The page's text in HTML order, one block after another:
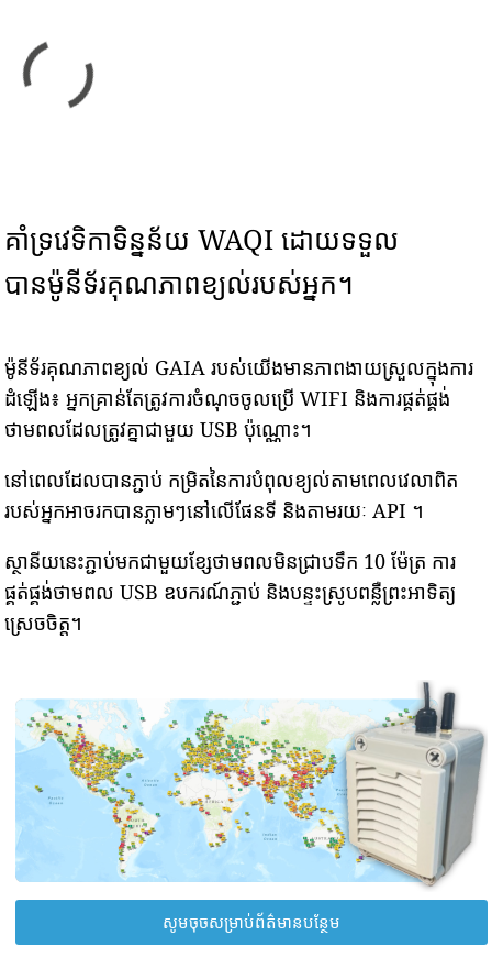
គាំទ្រវេទិកាទិន្នន័យ WAQI ដោយទទួល
បានម៉ូនីទ័រគុណភាពខ្យល់របស់អ្នក។
ម៉ូនីទ័រគុណភាពខ្យល់ GAIA របស់យើងមានភាពងាយស្រួលក្នុងការ
ដំឡើង៖ អ្នកគ្រាន់តែត្រូវការចំណុចចូលប្រើ WIFI និងការផ្គត់ផ្គង់
ថាមពលដែលត្រូវគ្នាជាមួយ USB ប៉ុណ្ណោះ។
នៅពេលដែលបានភ្ជាប់ កម្រិតនៃការបំពុលខ្យល់តាមពេលវេលាពិត
របស់អ្នកអាចរកបានភ្លាមៗនៅលើផែនទី និងតាមរយៈ API ។
ស្ថានីយនេះភ្ជាប់មកជាមួយខ្សែថាមពលមិនជ្រាបទឹក 10 ម៉ែត្រ ការ
ផ្គត់ផ្គង់ថាមពល USB ឧបករណ៍ភ្ជាប់ និងបន្ទះស្រូបពន្លឺព្រះអាទិត្យ
ស្រេចចិត្ត។
សូមចុចសម្រាប់ព័ត៌មានបន្ថែម